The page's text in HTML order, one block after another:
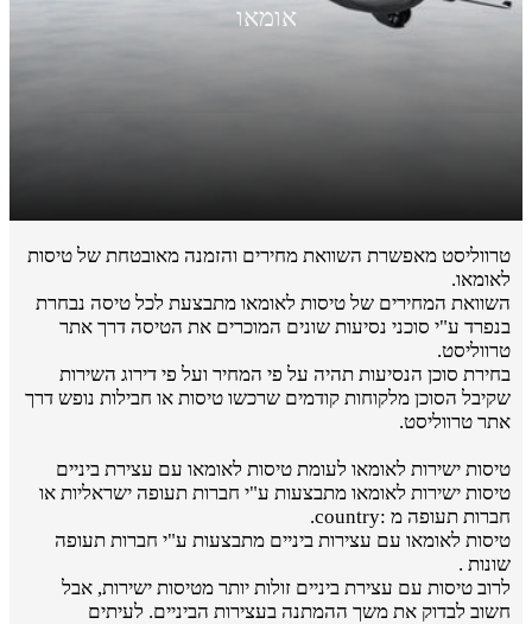
אומאו
טרווליסט מאפשרת השוואת מחירים והזמנה מאובטחת של טיסות
לאומאו.
השוואת המחירים של טיסות לאומאו מתבצעת לכל טיסה נבחרת
בנפרד ע"י סוכני נסיעות שונים המוכרים את הטיסה דרך אתר
טרווליסט.
בחירת סוכן הנסיעות תהיה על פי המחיר ועל פי דירוג השירות
שקיבל הסוכן מלקוחות קודמים שרכשו טיסות או חבילות נופש דרך
אתר טרווליסט.
טיסות ישירות לאומאו לעומת טיסות לאומאו עם עצירת ביניים
טיסות ישירות לאומאו מתבצעות ע"י חברות תעופה ישראליות או
חברות תעופה מ :country.
טיסות לאומאו עם עצירות ביניים מתבצעות ע"י חברות תעופה
שונות .
לרוב טיסות עם עצירת ביניים זולות יותר מטיסות ישירות, אבל
חשוב לבדוק את משך ההמתנה בעצירות הביניים. לעיתים